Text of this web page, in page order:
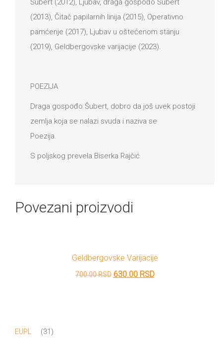
Šubert (2012), Ljubav, draga gospođo Šubert
(2013), Čitač papilarnih linija (2015), Operativno
pamćenje (2017), Ljubav u oštećenom stanju
(2019), Geldbergovske varijacije (2023).
POEZIJA
Draga gospođo Šubert, dobro da još uvek postoji
zemlja koja se nalazi svuda i naziva se
Poezija.
S poljskog prevela Biserka Rajčić
Povezani proizvodi
Geldbergovske Varijacije
700.00RSD Originalna
630.00 RSDTrenutna
EUPL 31 31